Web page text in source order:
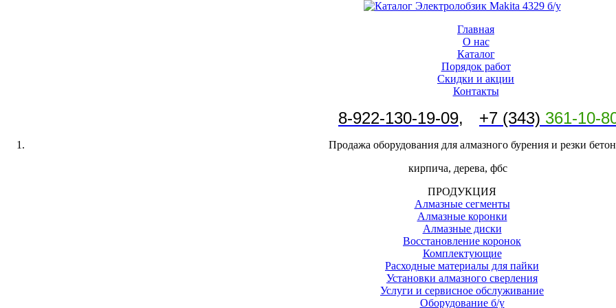
Главная
О нас
Каталог
Порядок работ
Скидки и акции
Контакты
8-922-130-19-09, +7 (343) 361-10-
Продажа оборудования для алмазного бурения и резки
кирпича, дерева, фбс
ПРОДУКЦИЯ
Алмазные сегменты
Алмазные коронки
Алмазные диски
Восстановление коронок
Комплектующие
Расходные материалы для пайки
Установки алмазного сверления
Услуги и сервисное обслуживание
Оборудование б/у